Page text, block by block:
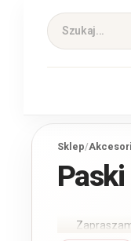
Sklep/